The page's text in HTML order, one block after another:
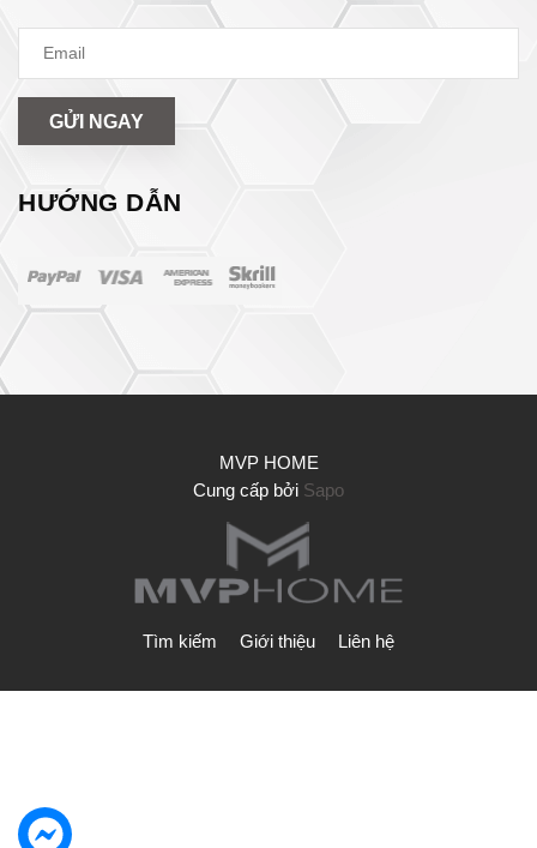
GỬI NGAY
HƯỚNG DẪN
MVP HOME
Cung cấp bởi Sapo
Tìm kiếm Giới thiệu Liên hệ